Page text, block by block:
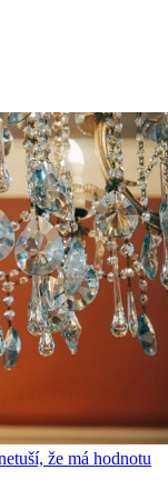
že má hodnotu